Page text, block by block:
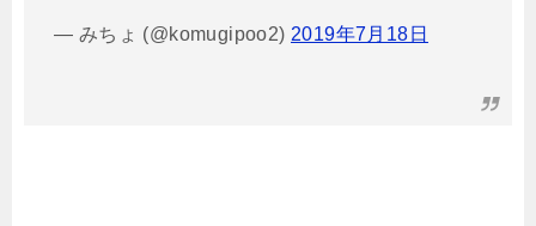
— みちょ (@komugipoo2) 2019年7月18日